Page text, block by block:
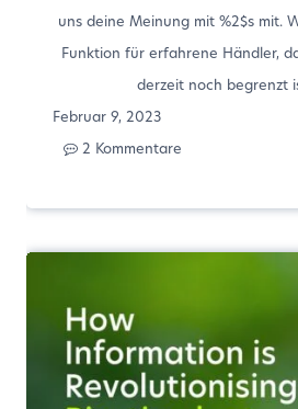
uns deine Meinung mit %2$s mit.
Funktion für erfahrene Händler,
derzeit noch begrenzt
Februar 9, 2023
2 Kommentare